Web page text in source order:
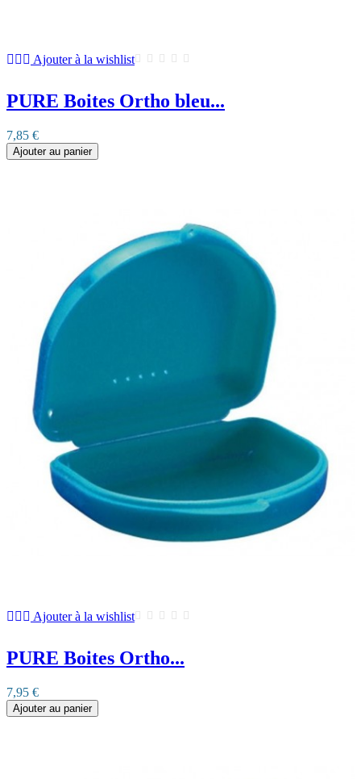
Ajouter à la wishlist
PURE Boites Ortho bleu...
7,85 €
Ajouter au panier
Ajouter à la wishlist
PURE Boites Ortho...
7,95 €
Ajouter au panier